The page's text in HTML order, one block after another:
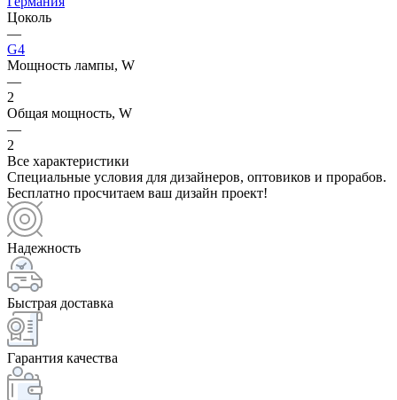
Цоколь
—
G4
Мощность лампы, W
—
2
Общая мощность, W
—
2
Все характеристики
Специальные условия для дизайнеров, оптовиков и прорабов.
Бесплатно просчитаем ваш дизайн проект!
Надежность
Быстрая доставка
Гарантия качества